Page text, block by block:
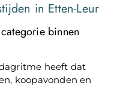
in Etten-Leur
binnen
heeft dat
koopavonden en